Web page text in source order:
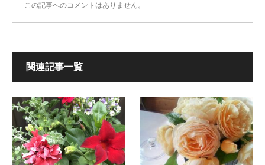
この記事へのコメントはありません。
関連記事一覧